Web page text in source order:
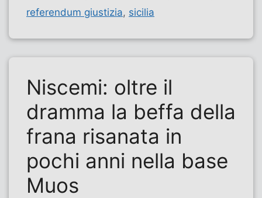
referendum giustizia, sicilia
Niscemi: oltre il
dramma la beffa della
frana risanata in
pochi anni nella base
Muos